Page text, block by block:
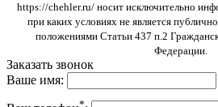
https://chehler.ru/ носит исключительно
при каких условиях не является
положениями Статьи 437 п.2
Федерации.
Заказать звонок
Ваше имя:
*